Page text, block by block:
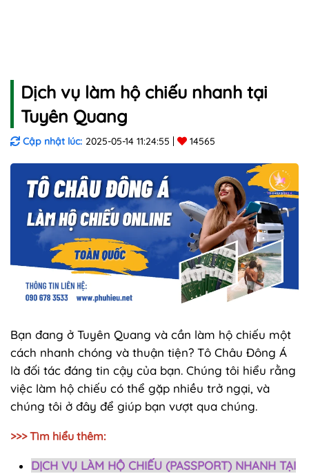
Dịch vụ làm hộ chiếu nhanh tại
Tuyên Quang
Cập nhật lúc: 2025-05-14 11:24:55 14565
Bạn đang ở Tuyên Quang và cần làm hộ chiếu một
cách nhanh chóng và thuận tiện? Tô Châu Đông Á
là đối tác đáng tin cậy của bạn. Chúng tôi hiểu rằng
việc làm hộ chiếu có thể gặp nhiều trở ngại, và
chúng tôi ở đây để giúp bạn vượt qua chúng.
>>> Tìm hiểu thêm:
DỊCH VỤ LÀM HỘ CHIẾU (PASSPORT) NHANH TẠI